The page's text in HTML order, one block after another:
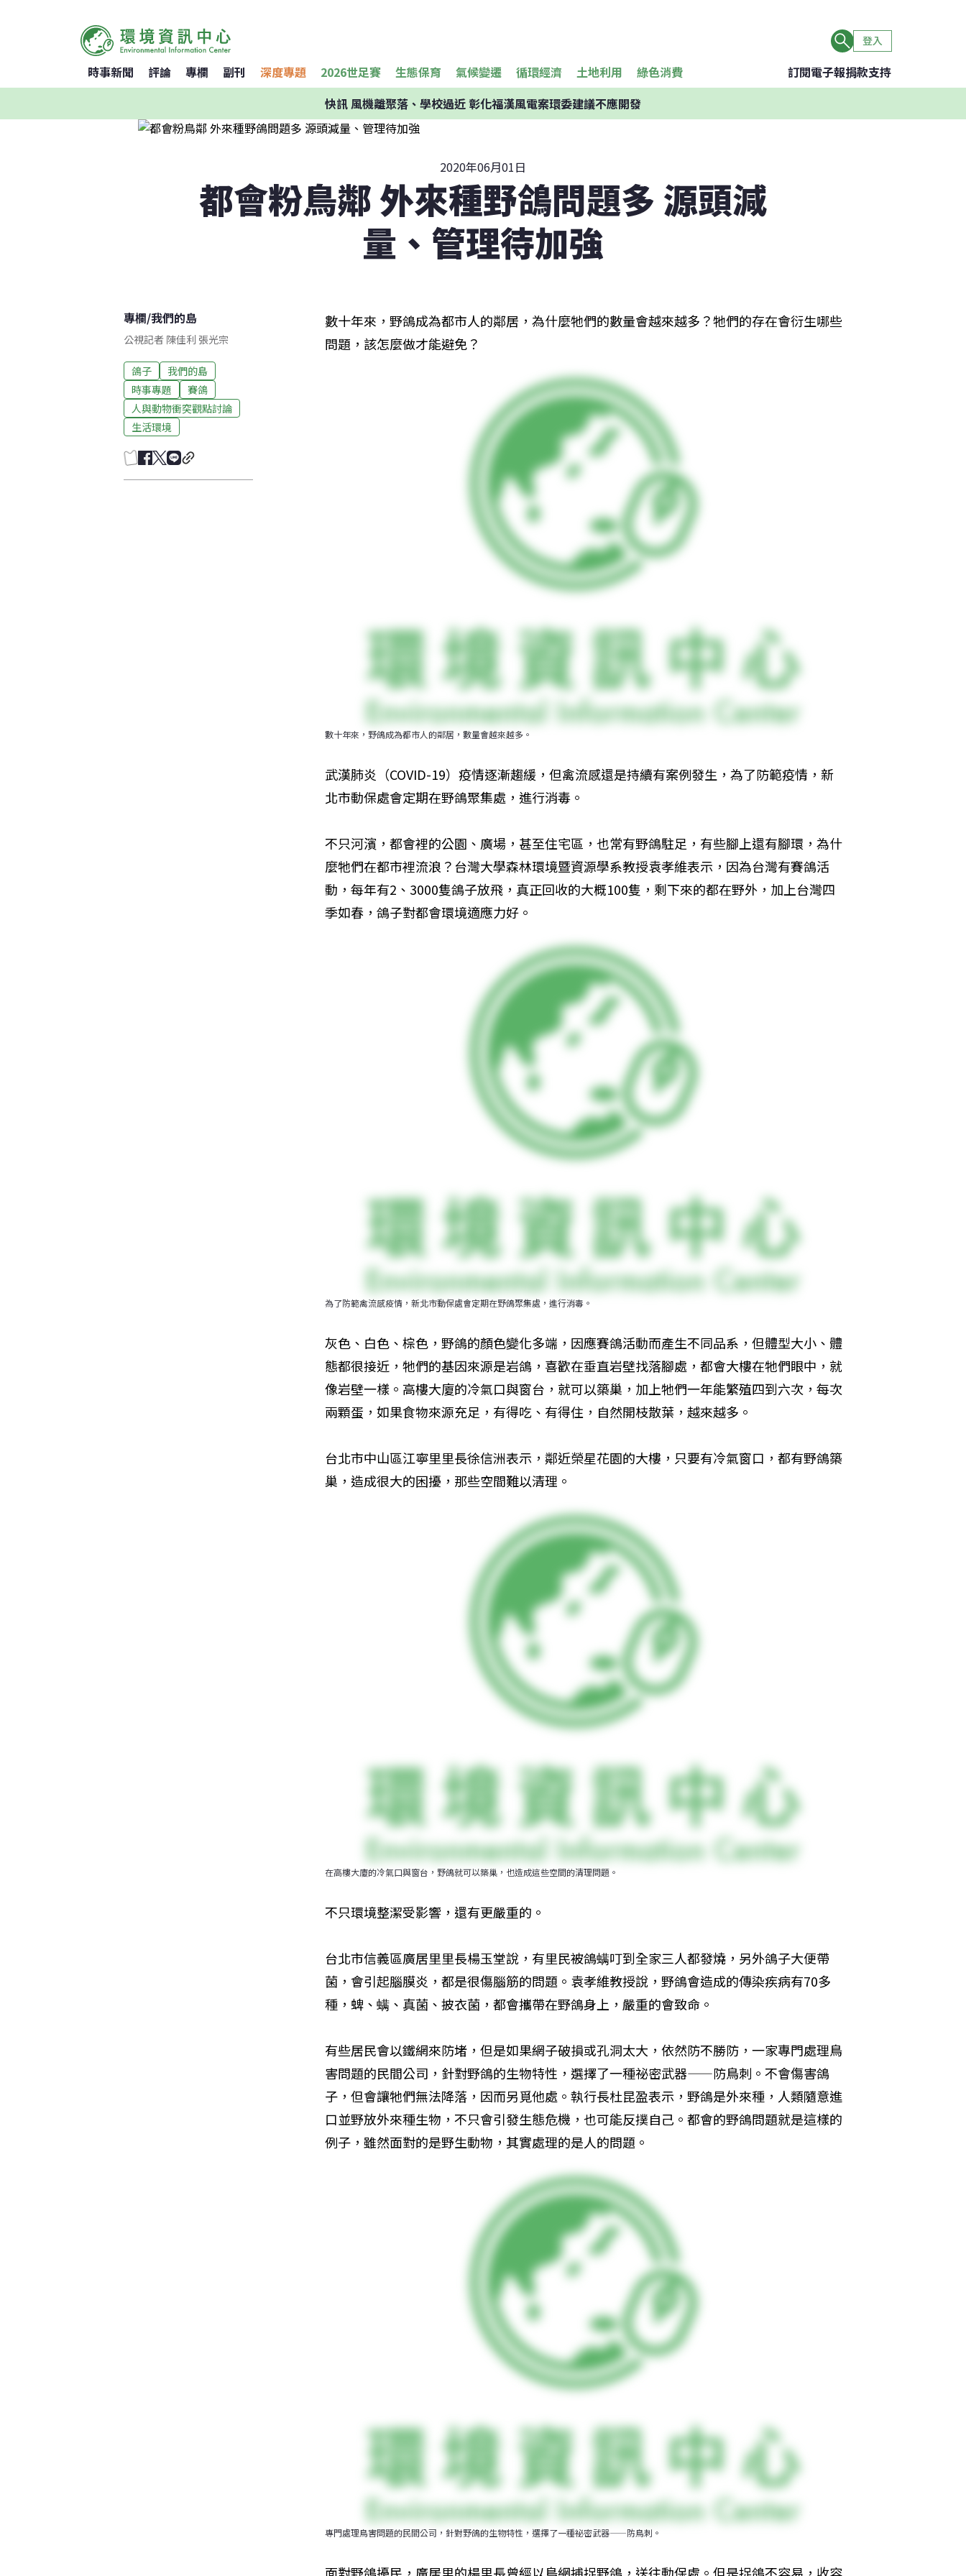
登入
時事新聞 評論 專欄 副刊 深度專題 2026世足賽 生態保育 氣候變遷 循環經濟 土地利用 綠色消費 訂閱電子報捐款支持
快訊風機離聚落、學校過近 彰化福漢風電案環委建議不應開發
2020年06月01日
都會粉鳥鄰 外來種野鴿問題多 源頭減
量、管理待加強
專欄/我們的島
公視記者 陳佳利 張光宗
鴿子
我們的島
時事專題
賽鴿
人與動物衝突觀點討論
生活環境
數十年來，野鴿成為都市人的鄰居，為什麼牠們的數量會越來越多？牠們的存在會衍生哪些
問題，該怎麼做才能避免？
數十年來，野鴿成為都市人的鄰居，數量會越來越多。
武漢肺炎（COVID-19）疫情逐漸趨緩，但禽流感還是持續有案例發生，為了防範疫情，新
北市動保處會定期在野鴿聚集處，進行消毒。
不只河濱，都會裡的公園、廣場，甚至住宅區，也常有野鴿駐足，有些腳上還有腳環，為什
麼牠們在都市裡流浪？台灣大學森林環境暨資源學系教授袁孝維表示，因為台灣有賽鴿活
動，每年有2、3000隻鴿子放飛，真正回收的大概100隻，剩下來的都在野外，加上台灣四
季如春，鴿子對都會環境適應力好。
為了防範禽流感疫情，新北市動保處會定期在野鴿聚集處，進行消毒。
灰色、白色、棕色，野鴿的顏色變化多端，因應賽鴿活動而產生不同品系，但體型大小、體
態都很接近，牠們的基因來源是岩鴿，喜歡在垂直岩壁找落腳處，都會大樓在牠們眼中，就
像岩壁一樣。高樓大廈的冷氣口與窗台，就可以築巢，加上牠們一年能繁殖四到六次，每次
兩顆蛋，如果食物來源充足，有得吃、有得住，自然開枝散葉，越來越多。
台北市中山區江寧里里長徐信洲表示，鄰近榮星花園的大樓，只要有冷氣窗口，都有野鴿築
巢，造成很大的困擾，那些空間難以清理。
在高樓大廈的冷氣口與窗台，野鴿就可以築巢，也造成這些空間的清理問題。
不只環境整潔受影響，還有更嚴重的。
台北市信義區廣居里里長楊玉堂說，有里民被鴿螨叮到全家三人都發燒，另外鴿子大便帶
菌，會引起腦膜炎，都是很傷腦筋的問題。袁孝維教授說，野鴿會造成的傳染疾病有70多
種，蜱、螨、真菌、披衣菌，都會攜帶在野鴿身上，嚴重的會致命。
有些居民會以鐵網來防堵，但是如果網子破損或孔洞太大，依然防不勝防，一家專門處理鳥
害問題的民間公司，針對野鴿的生物特性，選擇了一種祕密武器——防鳥刺。不會傷害鴿
子，但會讓牠們無法降落，因而另覓他處。執行長杜昆盈表示，野鴿是外來種，人類隨意進
口並野放外來種生物，不只會引發生態危機，也可能反撲自己。都會的野鴿問題就是這樣的
例子，雖然面對的是野生動物，其實處理的是人的問題。
專門處理鳥害問題的民間公司，針對野鴿的生物特性，選擇了一種祕密武器——防鳥刺。